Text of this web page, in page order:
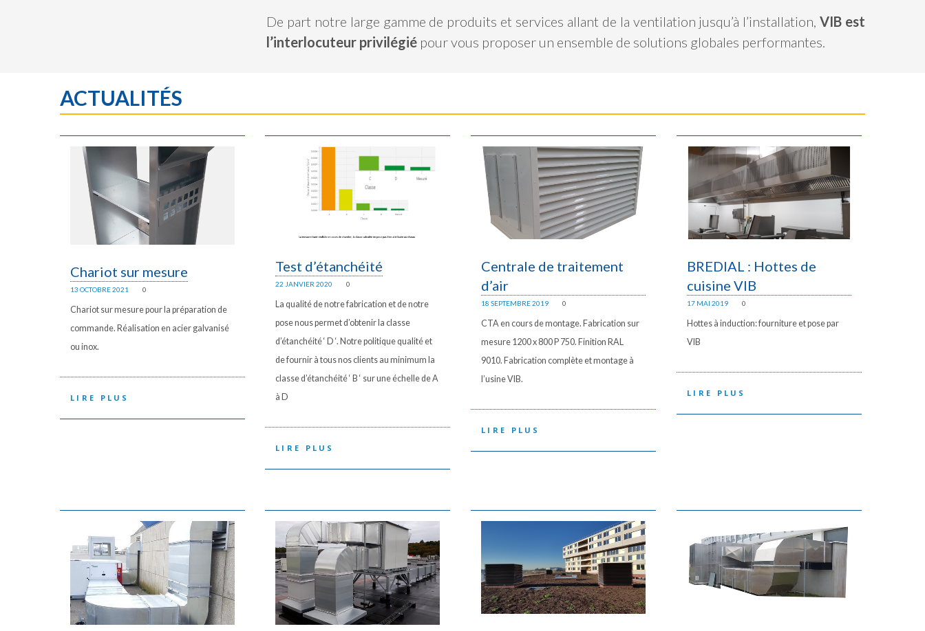
De part notre large gamme de produits et services allant de la ventilation jusqu’à l’installation,VIB est
l’interlocuteur privilégié pour vous proposer un ensemble de solutions globales performantes.
ACTUALITÉS
Chariot sur mesure
13 OCTOBRE 2021 0
Chariot sur mesure pour la préparation de
commande. Réalisation en acier galvanisé
ou inox.
LIRE PLUS
Test d’étanchéité
22 JANVIER 2020 0
La qualité de notre fabrication et de notre
pose nous permet d’obtenir la classe
d’étanchéité ‘ D ‘. Notre politique qualité et
de fournir à tous nos clients au minimum la
classe d’étanchéité ‘ B ‘ sur une échelle de A
à D
LIRE PLUS
Centrale de traitement
d’air
18 SEPTEMBRE 2019 0
CTA en cours de montage. Fabrication sur
mesure 1200 x 800 P 750. Finition RAL
9010. Fabrication complète et montage à
l’usine VIB.
LIRE PLUS
BREDIAL : Hottes de
cuisine VIB
17 MAI 2019 0
Hottes à induction: fourniture et pose par
VIB
LIRE PLUS